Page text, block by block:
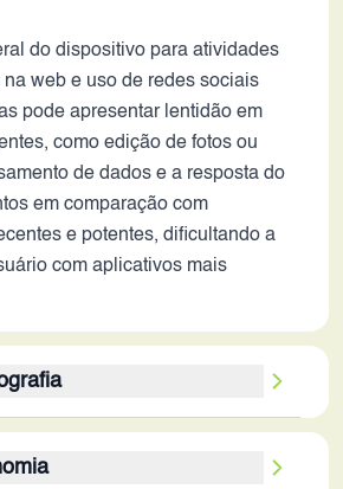
do dispositivo para atividades
web e uso de redes sociais
pode apresentar lentidão em
como edição de fotos ou
de dados e a resposta do
em comparação com
e potentes, dificultando a
com aplicativos mais
câmera traseira principal de